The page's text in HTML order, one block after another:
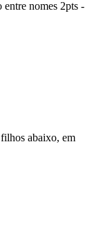
entre nomes 2pts -
abaixo, em